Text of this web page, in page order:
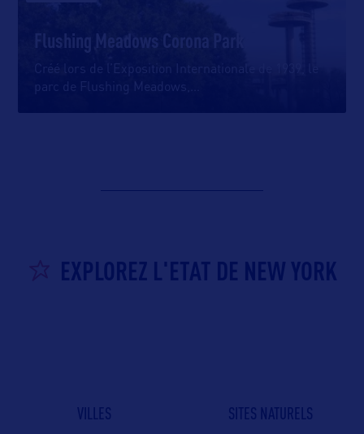
Flushing Meadows Corona Park
Créé lors de l’Exposition Internationale de 1939, le
parc de Flushing Meadows,
EXPLOREZ L'ETAT DE NEW YORK
VILLES SITES NATURELS